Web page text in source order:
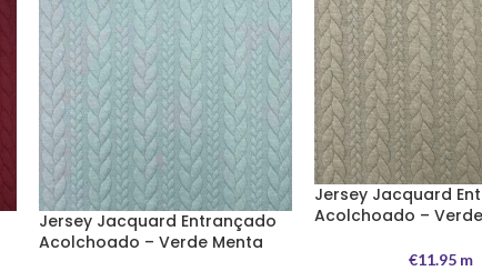
Jersey Jacquard Entrançado
Acolchoado – Verde Menta
Jersey Jacquard
Acolchoado –
€11.95 m